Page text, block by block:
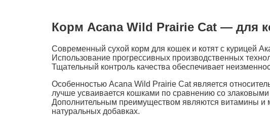
Корм Acana Wild Prairie Cat — для
Современный сухой корм для кошек и котят с курицей
Использование прогрессивных производственных
Тщательный контроль качества обеспечивает
Особенностью Acana Wild Prairie Cat является
лучше усваивается кошками по сравнению со злаковыми
Дополнительным преимуществом являются витамины и
натуральных добавках.